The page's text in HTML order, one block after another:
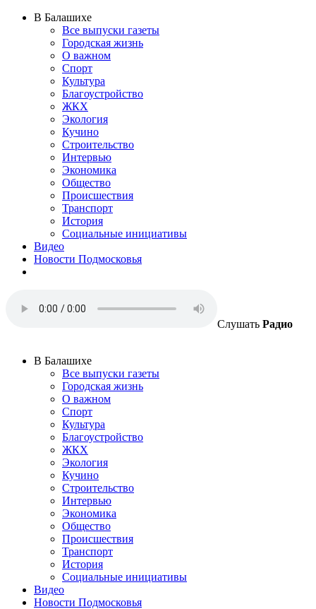
В Балашихе
Все выпуски газеты
Городская жизнь
О важном
Спорт
Культура
Благоустройство
ЖКХ
Экология
Кучино
Строительство
Интервью
Экономика
Общество
Происшествия
Транспорт
История
Социальные инициативы
Видео
Новости Подмосковья
Слушать Радио
В Балашихе
Все выпуски газеты
Городская жизнь
О важном
Спорт
Культура
Благоустройство
ЖКХ
Экология
Кучино
Строительство
Интервью
Экономика
Общество
Происшествия
Транспорт
История
Социальные инициативы
Видео
Новости Подмосковья